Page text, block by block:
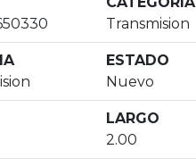
Transmision
ESTADO
Nuevo
LARGO
2.00